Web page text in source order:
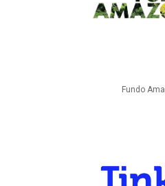
Fundo